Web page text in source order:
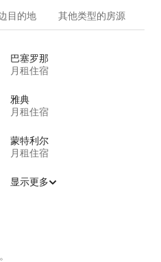
目的地 其他类型的房源
巴塞罗那
月租住宿
雅典
月租住宿
蒙特利尔
月租住宿
显示更多